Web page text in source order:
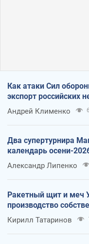
Как атаки Сил
экспорт российских
Андрей Клименко
Два супертурнира
календарь осени-
Александр Липенко
Ракетный щит и меч
производство
Кирилл Татаринов